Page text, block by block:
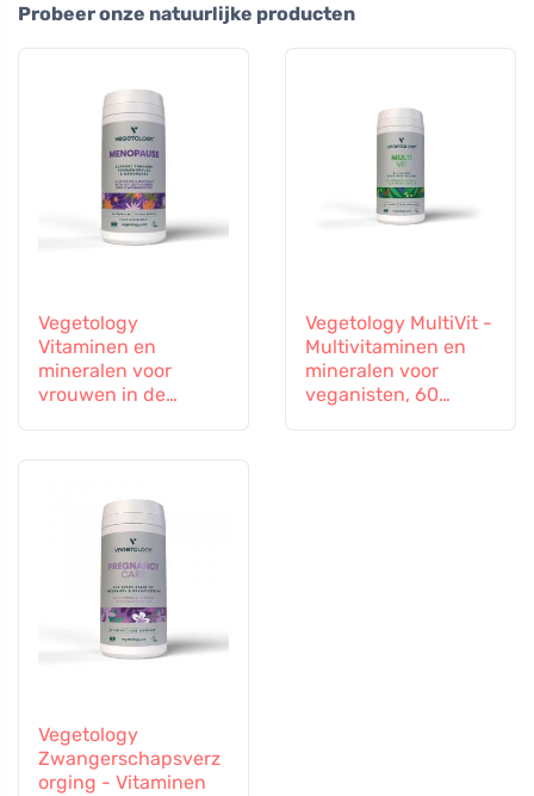
Probeer onze natuurlijke producten
Vegetology
Vitaminen en
mineralen voor
vrouwen in de
Vegetology MultiVit -
Multivitaminen en
mineralen voor
veganisten, 60
Vegetology
Zwangerschapsverz
orging - Vitaminen